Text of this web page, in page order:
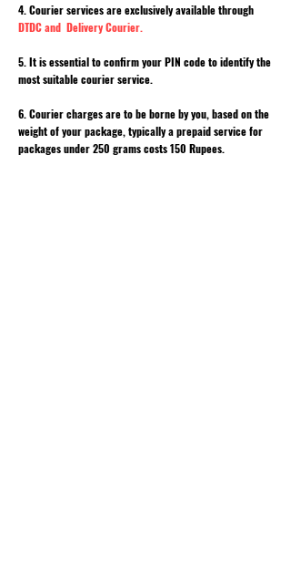
4. Courier services are exclusively available through
DTDC and Delivery Courier.
5. It is essential to confirm your PIN code to identify the
most suitable courier service.
6. Courier charges are to be borne by you, based on the
weight of your package, typically a prepaid service for
packages under 250 grams costs 150 Rupees.